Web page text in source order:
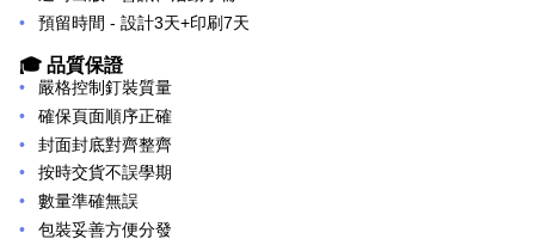
預留時間 - 設計3天+印刷7天
🎓 品質保證
嚴格控制釘裝質量
確保頁面順序正確
封面封底對齊整齊
按時交貨不誤學期
數量準確無誤
包裝妥善方便分發